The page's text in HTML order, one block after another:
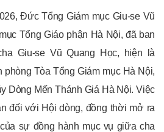
Đức Tổng Giám mục Giu-se Vũ
Tổng Giáo phận Hà Nội, đã ban
Giu-se Vũ Quang Học, hiện là
Tòa Tổng Giám mục Hà Nội,
Dòng Mến Thánh Giá Hà Nội. Việc
đối với Hội dòng, đồng thời mở ra
sự đồng hành mục vụ giữa cha